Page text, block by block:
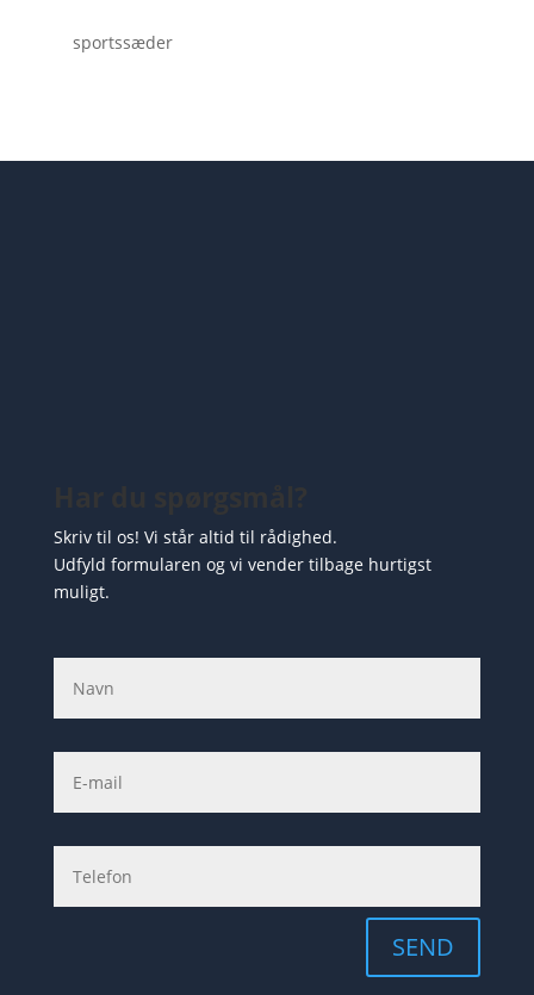
sportssæder
Skriv til os! Vi står altid til rådighed.
Udfyld formularen og vi vender tilbage hurtigst
muligt.
SEND